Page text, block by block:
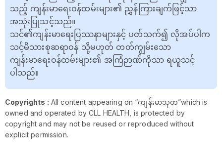
သည့် ကျန်းမာရေးဝန်ထမ်းများ၏ ညွှန်ကြားချက်ဖြင့်သာ
အသုံးပြုသင့်သည်။
သင်၏ကျန်းမာရေးပြဿနာများနှင့် ပတ်သက်၍ လိုအပ်ပါက
သင့်မိသားစုဆရာဝန် သို့မဟုတ် တတ်ကျွမ်းသော
ကျန်းမာရေးဝန်ထမ်းများ၏ အကြံဉာဏ်ကိုသာ ရယူသင့်
ပါသည်။
Copyrights : All content appearing on “ကျန်းမာသုတ”which is
owned and operated by CLL HEALTH, is protected by
copyright and may not be reused or reproduced without
explicit permission.